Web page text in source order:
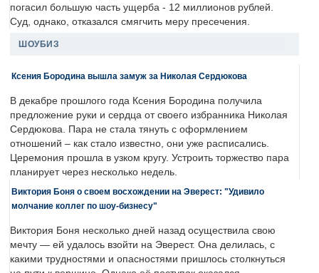
погасил большую часть ущерба - 12 миллионов рублей.
Суд, однако, отказался смягчить меру пресечения.
ШОУБИЗ
Ксения Бородина вышла замуж за Николая Сердюкова
В декабре прошлого года Ксения Бородина получила
предложение руки и сердца от своего избранника Николая
Сердюкова. Пара не стала тянуть с оформлением
отношений – как стало известно, они уже расписались.
Церемония прошла в узком кругу. Устроить торжество пара
планирует через несколько недель.
Виктория Боня о своем восхождении на Эверест: "Удивило
молчание коллег по шоу-бизнесу"
Виктория Боня несколько дней назад осуществила свою
мечту — ей удалось взойти на Эверест. Она делилась, с
какими трудностями и опасностями пришлось столкнуться